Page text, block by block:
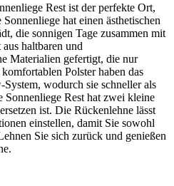
Rest ist der perfekte Ort,
hat einen ästhetischen
die sonnigen Tage zusammen mit
haltbaren und
Materialien gefertigt, die nur
Polster haben das
wodurch sie schneller als
Sonnenliege Rest hat zwei kleine
ist. Die Rückenlehne lässt
einstellen, damit Sie sowohl
Sie sich zurück und genießen